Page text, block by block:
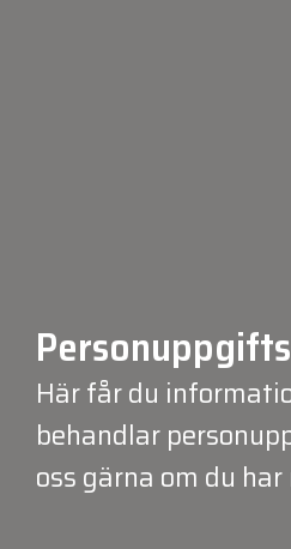
Här får du
behandlar
oss gärna om du